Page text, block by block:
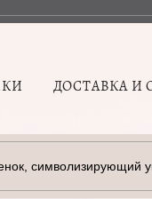
ДОСТАВКА И
символизирующий